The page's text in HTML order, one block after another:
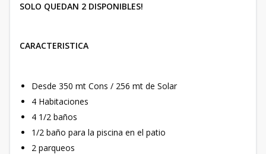
SOLO QUEDAN 2 DISPONIBLES!
CARACTERISTICA
Desde 350 mt Cons / 256 mt de Solar
4 Habitaciones
4 1/2 baños
1/2 baño para la piscina en el patio
2 parqueos